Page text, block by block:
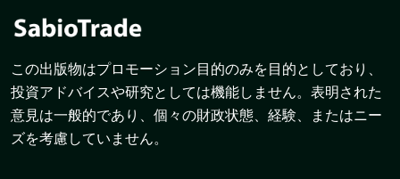
この出版物はプロモーション目的のみを目的としており、
投資アドバイスや研究としては機能しません。表明された
意見は一般的であり、個々の財政状態、経験、またはニー
ズを考慮していません。